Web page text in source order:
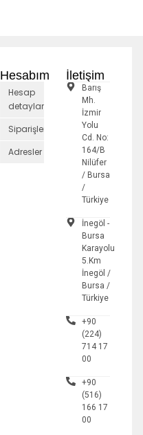
Hesabım
Hesap
detayları
Siparişler
Adresler
İletişim
Barış
Mh.
İzmir
Yolu
Cd. No:
164/B
Nilüfer
/ Bursa
/
Türkiye
İnegöl -
Bursa
Karayolu
5.Km
İnegöl /
Bursa /
Türkiye
+90
(224)
714 17
00
+90
(516)
166 17
00